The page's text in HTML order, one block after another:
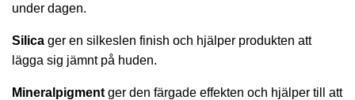
under dagen.
Silica ger en silkeslen finish och hjälper produkten att
lägga sig jämnt på huden.
Mineralpigment ger den färgade effekten och hjälper till att